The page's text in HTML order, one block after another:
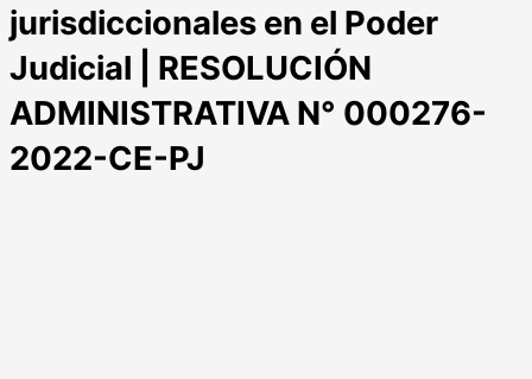
jurisdiccionales en el Poder
Judicial | RESOLUCIÓN
ADMINISTRATIVA N° 000276-
2022-CE-PJ